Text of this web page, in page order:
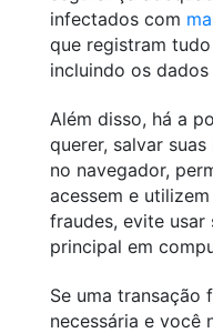
infectados com
que registram
incluindo os
Além disso, há a
querer, salvar
no navegador,
acessem e
fraudes, evite
principal em
Se uma transação
necessária e você